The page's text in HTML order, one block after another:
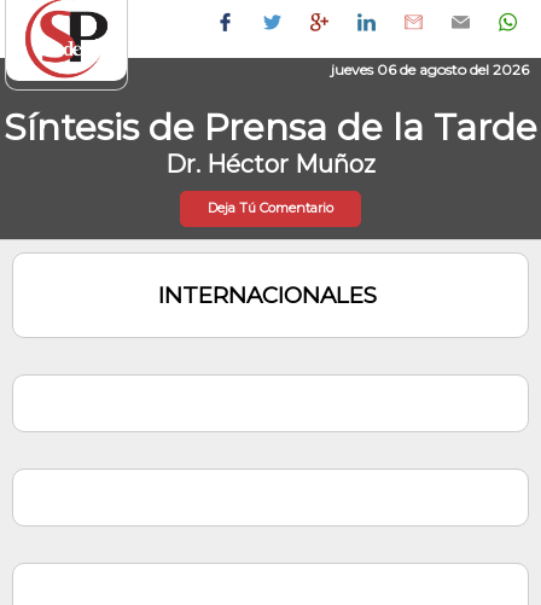
jueves 06 de agosto del 2026
Síntesis de Prensa de la Tarde
Dr. Héctor Muñoz
Deja Tú Comentario
INTERNACIONALES